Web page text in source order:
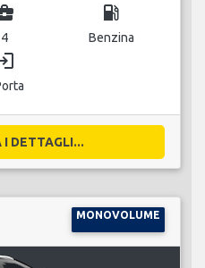
4
local_gas_station
Benzina
DETTAGLI...
MONOVOLUME